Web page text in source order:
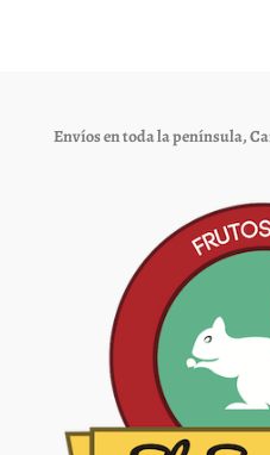
elegir
página
de
Envíos en toda la península,